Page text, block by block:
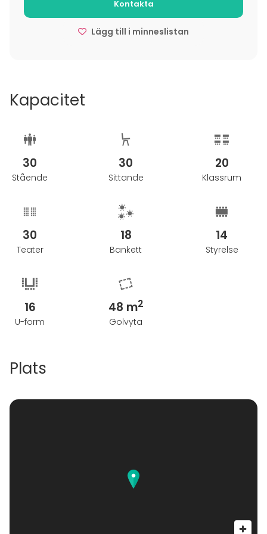
Välkommen hem till oss!
Kontakta
Lägg till i minneslistan
Kapacitet
30
Stående
30
Sittande
20
Klassrum
30
Teater
18
Bankett
14
Styrelse
16
U-form
48 m2
Golvyta
Plats